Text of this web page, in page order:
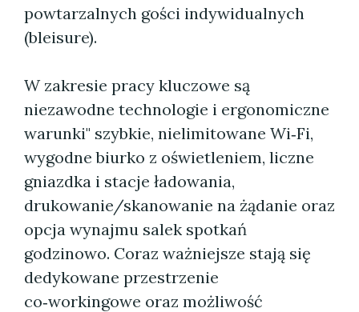
powtarzalnych gości indywidualnych
(bleisure).
W zakresie pracy kluczowe są
niezawodne technologie i ergonomiczne
warunki" szybkie, nielimitowane Wi‑Fi,
wygodne biurko z oświetleniem, liczne
gniazdka i stacje ładowania,
drukowanie/skanowanie na żądanie oraz
opcja wynajmu salek spotkań
godzinowo. Coraz ważniejsze stają się
dedykowane przestrzenie
co‑workingowe oraz możliwość